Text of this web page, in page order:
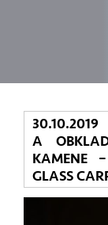
30.10.2019
A
KAMENE
GLASS